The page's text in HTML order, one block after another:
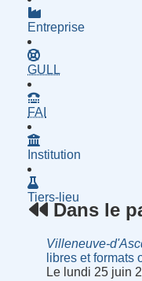
Entreprise
GULL
FAI
Institution
Tiers-lieu
Dans le
Villeneuve-
libres et formats
Le lundi 25 juin